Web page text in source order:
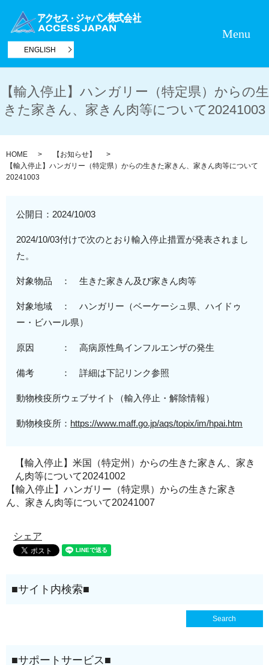
ENGLISH
Menu
【輸入停止】ハンガリー（特定県）からの生
きた家きん、家きん肉等について20241003
HOME
【お知らせ】
【輸入停止】ハンガリー（特定県）からの生きた家きん、家きん肉等について
20241003
公開日： 2024/10/03
2024/10/03付けで次のとおり輸入停止措置が発表されまし
た。
対象物品 ： 生きた家きん及び家きん肉等
対象地域 ：ハンガリー（ベーケーシュ県、ハイドゥ
ー・ビハール県）
原因 ： 高病原性鳥インフルエンザの発生
備考 ： 詳細は下記リンク参照
動物検疫所ウェブサイト（輸入停止・解除情報）
動物検疫所： https://www.maff.go.jp/aqs/topix/im/hpai.htm
【輸入停止】米国（特定州）からの生きた家きん、家き
ん肉等について20241002
【輸入停止】ハンガリー（特定県）からの生きた家き
ん、家きん肉等について20241007
シェア